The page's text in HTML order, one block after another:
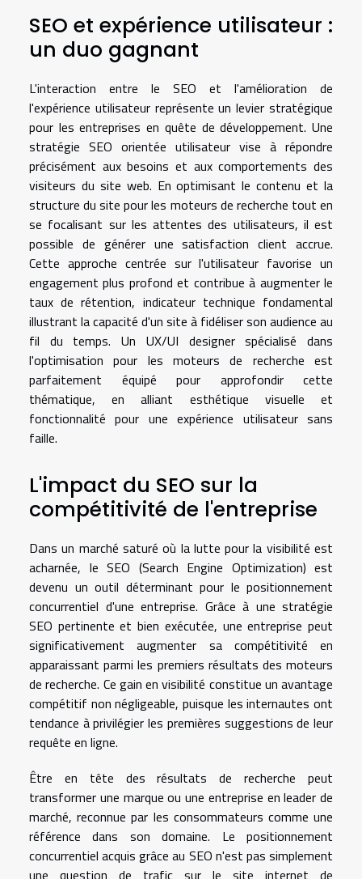
SEO et expérience utilisateur :
un duo gagnant
L'interaction entre le SEO et l'amélioration de
l'expérience utilisateur représente un levier stratégique
pour les entreprises en quête de développement. Une
stratégie SEO orientée utilisateur vise à répondre
précisément aux besoins et aux comportements des
visiteurs du site web. En optimisant le contenu et la
structure du site pour les moteurs de recherche tout en
se focalisant sur les attentes des utilisateurs, il est
possible de générer une satisfaction client accrue.
Cette approche centrée sur l'utilisateur favorise un
engagement plus profond et contribue à augmenter le
taux de rétention, indicateur technique fondamental
illustrant la capacité d'un site à fidéliser son audience au
fil du temps. Un UX/UI designer spécialisé dans
l'optimisation pour les moteurs de recherche est
parfaitement équipé pour approfondir cette
thématique, en alliant esthétique visuelle et
fonctionnalité pour une expérience utilisateur sans
faille.
L'impact du SEO sur la
compétitivité de l'entreprise
Dans un marché saturé où la lutte pour la visibilité est
acharnée, le SEO (Search Engine Optimization) est
devenu un outil déterminant pour le positionnement
concurrentiel d'une entreprise. Grâce à une stratégie
SEO pertinente et bien exécutée, une entreprise peut
significativement augmenter sa compétitivité en
apparaissant parmi les premiers résultats des moteurs
de recherche. Ce gain en visibilité constitue un avantage
compétitif non négligeable, puisque les internautes ont
tendance à privilégier les premières suggestions de leur
requête en ligne.
Être en tête des résultats de recherche peut
transformer une marque ou une entreprise en leader de
marché, reconnue par les consommateurs comme une
référence dans son domaine. Le positionnement
concurrentiel acquis grâce au SEO n'est pas simplement
une question de trafic sur le site internet de